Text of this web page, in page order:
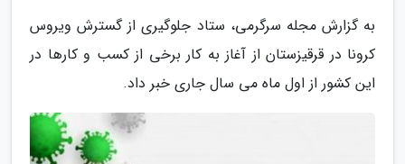
به گزارش مجله سرگرمی، ستاد جلوگیری از گسترش ویروس
کرونا در قرقیزستان از آغاز به کار برخی از کسب و کارها در
این کشور از اول ماه می سال جاری خبر داد.